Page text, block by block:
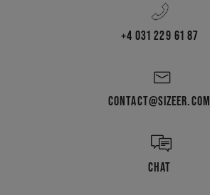
+4 031 229 61 87
CONTACT@SIZEER.COM
CHAT